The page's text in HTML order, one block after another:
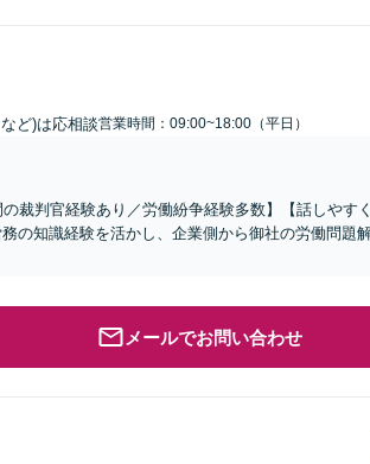
ど)は応相談営業時間：09:00~18:00（平日）
裁判官経験あり／労働紛争経験多数】【話しやす
の知識経験を活かし、企業側から御社の労働問題
メールでお問い合わせ